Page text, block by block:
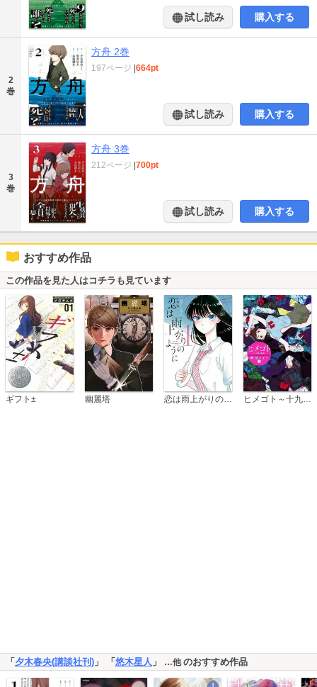
試し読み 購入する
2
巻
方舟 2巻
197ページ |664pt
試し読み 購入する
3
巻
方舟 3巻
212ページ |700pt
試し読み 購入する
おすすめ作品
この作品を見た人はコチラも見ています
ギフト± 幽麗塔 ヒメゴト～十九歳の制服～
「夕木春央(講談社刊) 」 「悠木星人 」 …他のおすすめ作品